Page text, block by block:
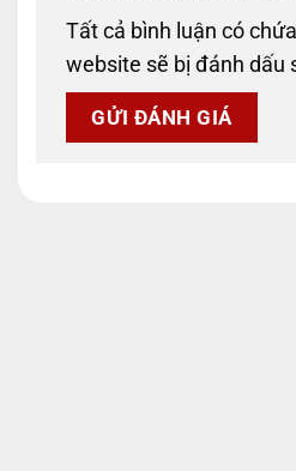
Tất cả bình luận có
website sẽ bị đánh dấu